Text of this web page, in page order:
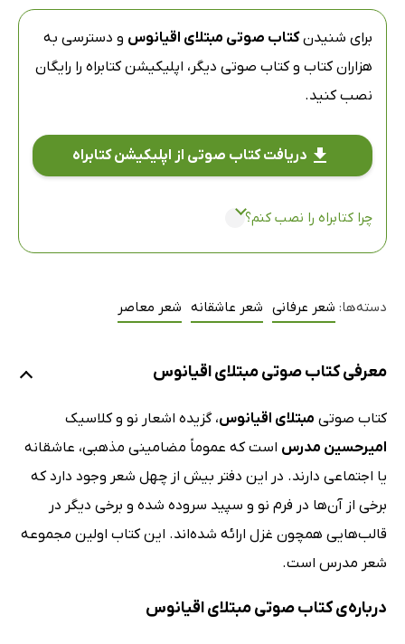
برای شنیدنکتاب صوتی مبتلای اقیانوس و دسترسی به
هزاران کتاب و کتاب صوتی دیگر، اپلیکیشن کتابراه را رایگان
نصب کنید.
دریافت کتاب صوتی از اپلیکیشن کتابراه
چرا کتابراه را نصب کنم؟
دسته‌ها: شعر عرفانی شعر عاشقانه شعر معاصر
معرفی کتاب صوتی مبتلای اقیانوس
کتاب صوتی مبتلای اقیانوس، گزیده اشعار نو و کلاسیک
امیرحسین مدرس است که عموماً مضامینی مذهبی، عاشقانه
یا اجتماعی دارند. در این دفتر بیش از چهل شعر وجود دارد که
برخی از آن‌ها در فرم نو و سپید سروده شده و برخی دیگر در
قالب‌هایی همچون غزل ارائه شده‌اند. این کتاب اولین مجموعه
شعر مدرس است.
درباره‌ی کتاب صوتی مبتلای اقیانوس